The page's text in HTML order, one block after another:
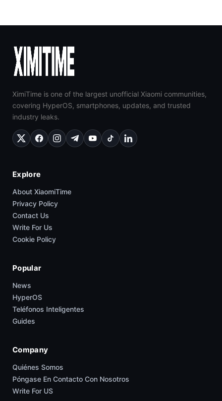
XimiTime is one of the largest unofficial Xiaomi communities,
covering HyperOS, smartphones, updates, and trusted
industry leaks.
Explore
About XiaomiTime
Privacy Policy
Contact Us
Write For Us
Cookie Policy
Popular
News
HyperOS
Teléfonos Inteligentes
Guides
Company
Quiénes Somos
Póngase En Contacto Con Nosotros
Write For US